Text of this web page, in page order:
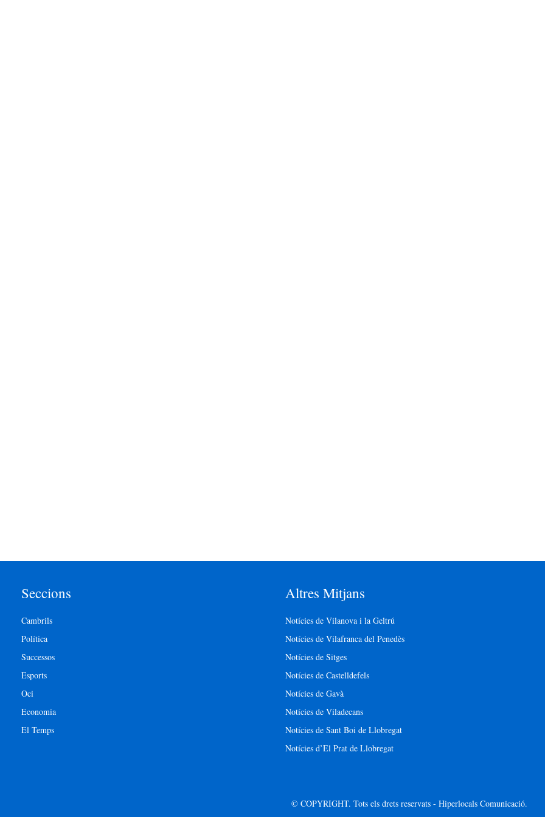
Seccions
Cambrils
Política
Successos
Esports
Oci
Economia
El Temps
Altres Mitjans
Notícies de Vilanova i la Geltrú
Notícies de Vilafranca del Penedès
Notícies de Sitges
Notícies de Castelldefels
Notícies de Gavà
Notícies de Viladecans
Notícies de Sant Boi de Llobregat
Notícies d’El Prat de Llobregat
© COPYRIGHT. Tots els drets reservats - Hiperlocals Comunicació.